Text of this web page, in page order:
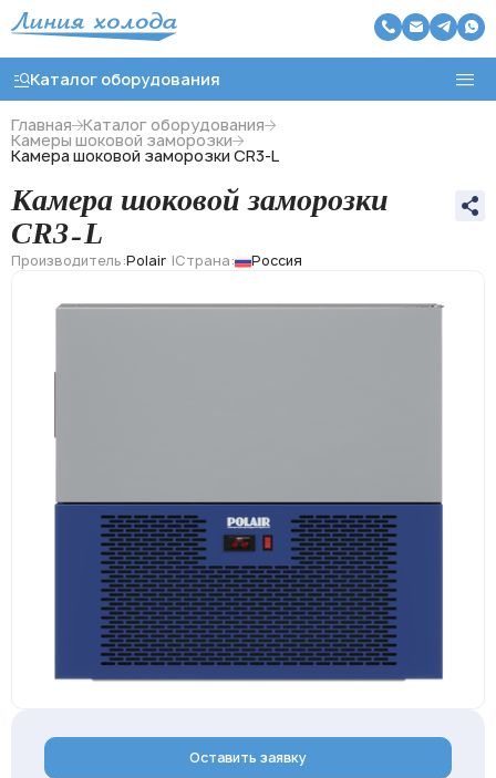
Каталог оборудования
Холодильные моноблоки
Главная Каталог оборудования
Камеры шоковой заморозки
Камера шоковой заморозки CR3-L
Камера шоковой заморозки
CR3-L
Производитель:Polair Страна: Россия
Оставить заявку